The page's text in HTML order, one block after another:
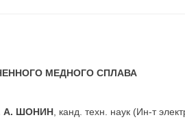
МЕДНОГО СПЛАВА
А. ШОНИН , канд. техн. наук (Ин-т